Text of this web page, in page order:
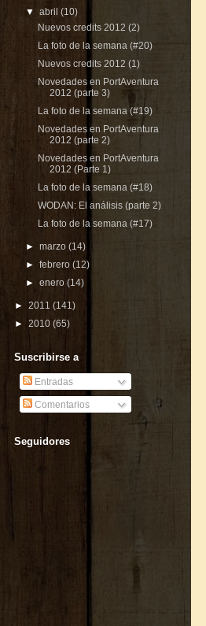
▼abril(10)
Nuevos credits 2012 (2)
La foto de la semana (#20)
Nuevos credits 2012 (1)
Novedades en PortAventura
2012 (parte 3)
La foto de la semana (#19)
Novedades en PortAventura
2012 (parte 2)
Novedades en PortAventura
2012 (Parte 1)
La foto de la semana (#18)
WODAN: El análisis (parte 2)
La foto de la semana (#17)
►marzo(14)
►febrero(12)
►enero(14)
► 2011 (141)
► 2010 (65)
Suscribirse a
Entradas
Comentarios
Seguidores